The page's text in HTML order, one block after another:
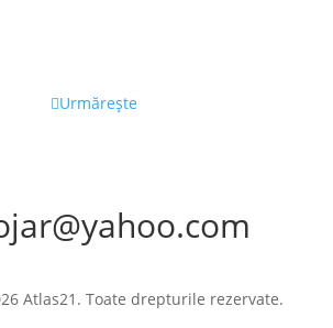
Urmărește
Atlas21. Toate drepturile rezervate.